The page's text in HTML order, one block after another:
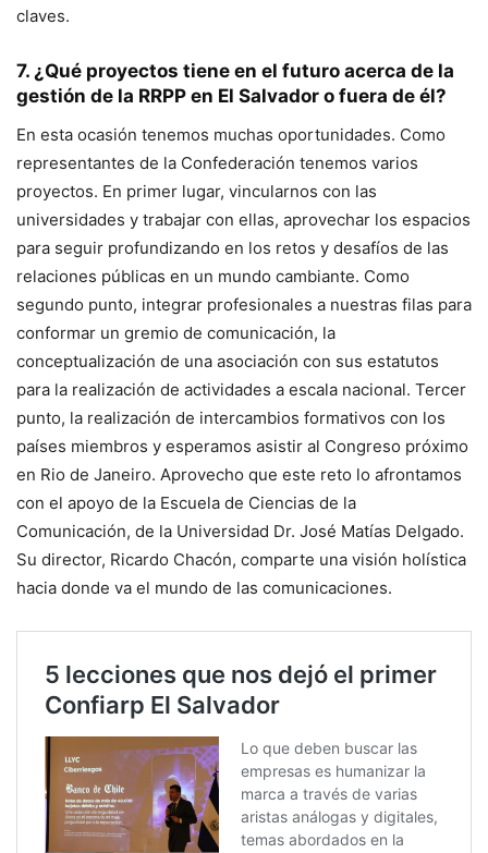
claves.
7. ¿Qué proyectos tiene en el futuro acerca de la
gestión de la RRPP en El Salvador o fuera de él?
En esta ocasión tenemos muchas oportunidades. Como
representantes de la Confederación tenemos varios
proyectos. En primer lugar, vincularnos con las
universidades y trabajar con ellas, aprovechar los espacios
para seguir profundizando en los retos y desafíos de las
relaciones públicas en un mundo cambiante. Como
segundo punto, integrar profesionales a nuestras filas para
conformar un gremio de comunicación, la
conceptualización de una asociación con sus estatutos
para la realización de actividades a escala nacional. Tercer
punto, la realización de intercambios formativos con los
países miembros y esperamos asistir al Congreso próximo
en Rio de Janeiro. Aprovecho que este reto lo afrontamos
con el apoyo de la Escuela de Ciencias de la
Comunicación, de la Universidad Dr. José Matías Delgado.
Su director, Ricardo Chacón, comparte una visión holística
hacia donde va el mundo de las comunicaciones.